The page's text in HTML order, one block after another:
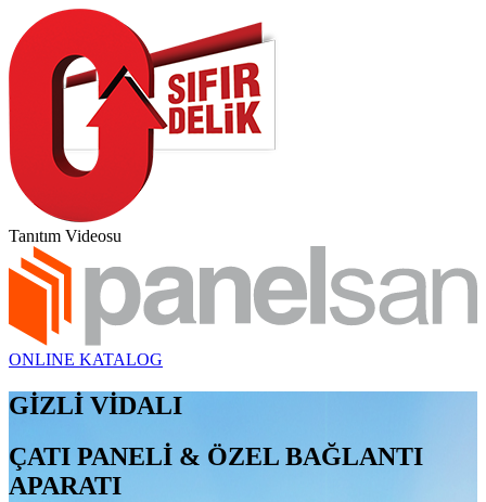
Tanıtım Videosu
ONLINE KATALOG
GİZLİ VİDALI
ÇATI PANELİ & ÖZEL BAĞLANTI
APARATI